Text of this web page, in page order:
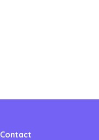
Contact